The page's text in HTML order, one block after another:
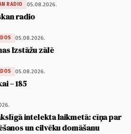
RADIO 05.08.2026.
radio
05.08.2026.
Izstāžu zālē
05.08.2026.
– 185
intelekta laikmetā: cīņa par
un cilvēku domāšanu